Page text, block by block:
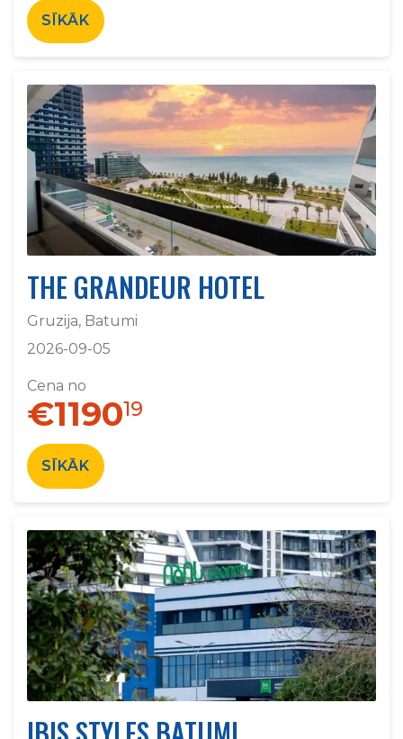
SĪKĀK
THE GRANDEUR HOTEL
Gruzija, Batumi
2026-09-05
Cena no
€119019
SĪKĀK